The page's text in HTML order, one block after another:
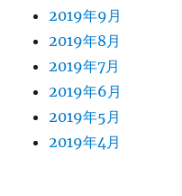
2019年9月
2019年8月
2019年7月
2019年6月
2019年5月
2019年4月